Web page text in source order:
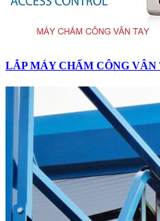
LẮP MÁY CHẤM CÔNG VÂN